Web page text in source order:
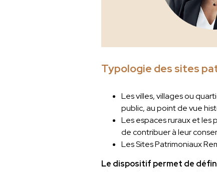
Typologie des sites
Les villes, villages ou
public, au point de vue
Les espaces ruraux et les
de contribuer à leur
Les Sites Patrimoniaux
Le dispositif permet de